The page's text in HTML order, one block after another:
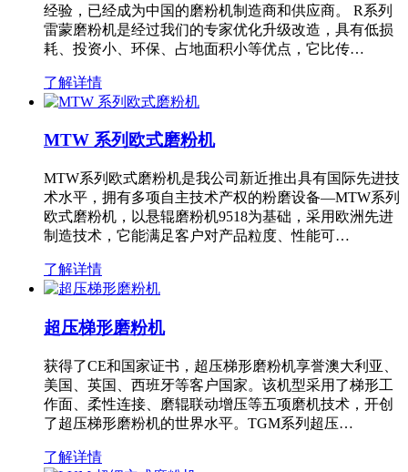
经验，已经成为中国的磨粉机制造商和供应商。 R系列
雷蒙磨粉机是经过我们的专家优化升级改造，具有低损
耗、投资小、环保、占地面积小等优点，它比传…
了解详情
MTW 系列欧式磨粉机
MTW系列欧式磨粉机是我公司新近推出具有国际先进技
术水平，拥有多项自主技术产权的粉磨设备—MTW系列
欧式磨粉机，以悬辊磨粉机9518为基础，采用欧洲先进
制造技术，它能满足客户对产品粒度、性能可…
了解详情
超压梯形磨粉机
获得了CE和国家证书，超压梯形磨粉机享誉澳大利亚、
美国、英国、西班牙等客户国家。该机型采用了梯形工
作面、柔性连接、磨辊联动增压等五项磨机技术，开创
了超压梯形磨粉机的世界水平。TGM系列超压…
了解详情